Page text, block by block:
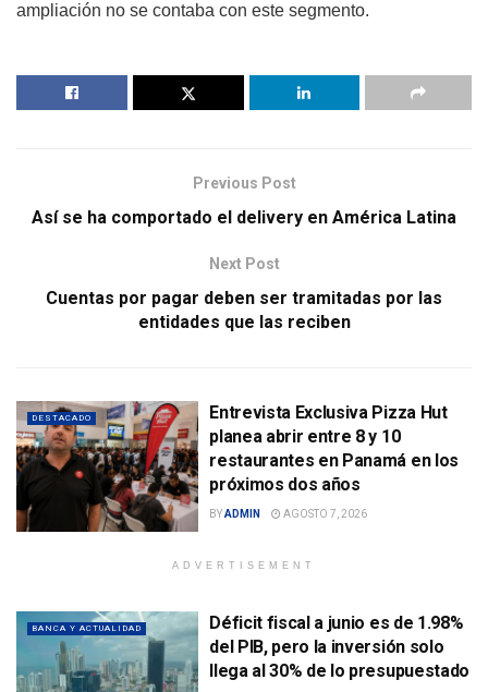
ampliación no se contaba con este segmento.
Previous Post
Así se ha comportado el delivery en América Latina
Next Post
Cuentas por pagar deben ser tramitadas por las
entidades que las reciben
DESTACADO
Entrevista Exclusiva Pizza Hut
planea abrir entre 8 y 10
restaurantes en Panamá en los
próximos dos años
BYADMIN AGOSTO 7, 2026
ADVERTISEMENT
BANCA Y ACTUALIDAD
Déficit fiscal a junio es de 1.98%
del PIB, pero la inversión solo
llega al 30% de lo presupuestado